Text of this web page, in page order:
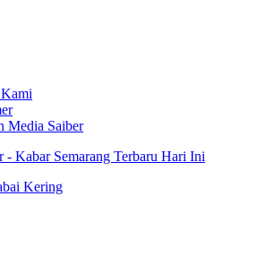
Media Saiber
- Kabar Semarang Terbaru Hari Ini